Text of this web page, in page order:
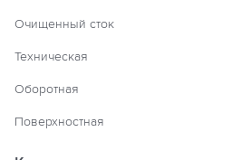
Очищенный сток
Техническая
Оборотная
Поверхностная